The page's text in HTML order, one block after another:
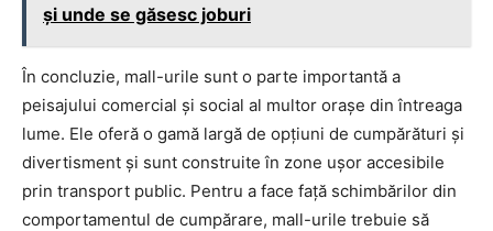
și unde se găsesc joburi
În concluzie, mall-urile sunt o parte importantă a
peisajului comercial și social al multor orașe din întreaga
lume. Ele oferă o gamă largă de opțiuni de cumpărături și
divertisment și sunt construite în zone ușor accesibile
prin transport public. Pentru a face față schimbărilor din
comportamentul de cumpărare, mall-urile trebuie să